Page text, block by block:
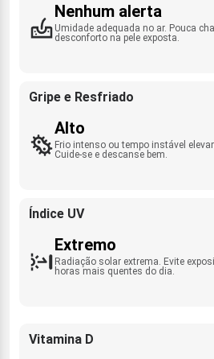
Nenhum alerta
Umidade adequada no ar. Pouca
desconforto na pele exposta.
Gripe e Resfriado
Alto
Frio intenso ou tempo instável
Cuide-se e descanse bem.
Índice UV
Extremo
Radiação solar extrema. Evite
horas mais quentes do dia.
Vitamina D